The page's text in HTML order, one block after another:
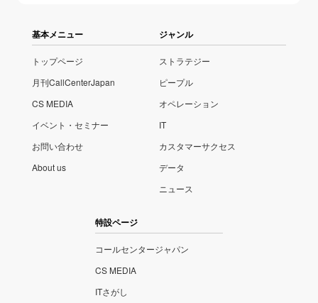
基本メニュー
トップページ
月刊CallCenterJapan
CS MEDIA
イベント・セミナー
お問い合わせ
About us
ジャンル
ストラテジー
ピープル
オペレーション
IT
カスタマーサクセス
データ
ニュース
特設ページ
コールセンタージャパン
CS MEDIA
ITさがし